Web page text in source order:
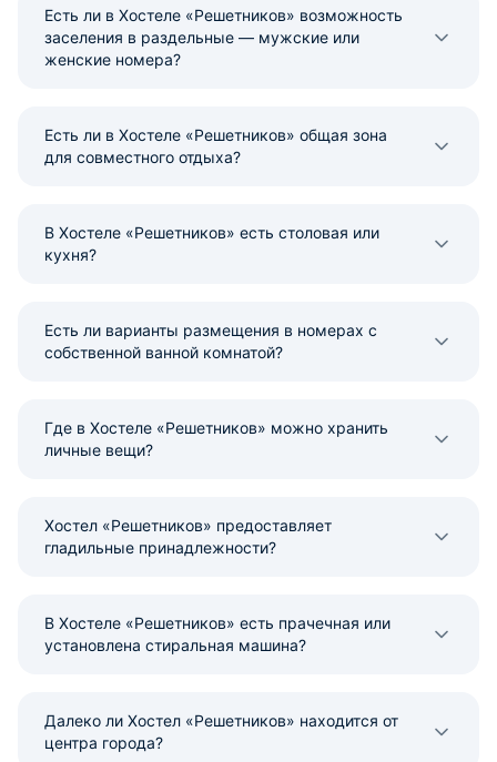
Есть ли в Хостеле «Решетников» возможность
заселения в раздельные — мужские или
женские номера?
Есть ли в Хостеле «Решетников» общая зона
для совместного отдыха?
В Хостеле «Решетников» есть столовая или
кухня?
Есть ли варианты размещения в номерах с
собственной ванной комнатой?
Где в Хостеле «Решетников» можно хранить
личные вещи?
Хостел «Решетников» предоставляет
гладильные принадлежности?
В Хостеле «Решетников» есть прачечная или
установлена стиральная машина?
Далеко ли Хостел «Решетников» находится от
центра города?